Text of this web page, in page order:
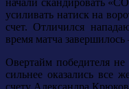
начали скандировать
усиливать натиск на
счет. Отличился
время матча
Овертайм победителя
сильнее оказались все